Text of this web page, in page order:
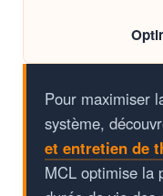
Pour maximiser
système,
et entretien de
MCL optimise la